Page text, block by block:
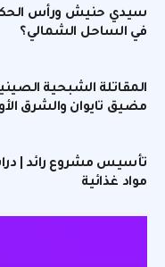
سيدي حنيش ورأس
في الساحل الشمالي؟
مضيق تايوان والشرق
تأسيس مشروع رائد |
مواد غذائية